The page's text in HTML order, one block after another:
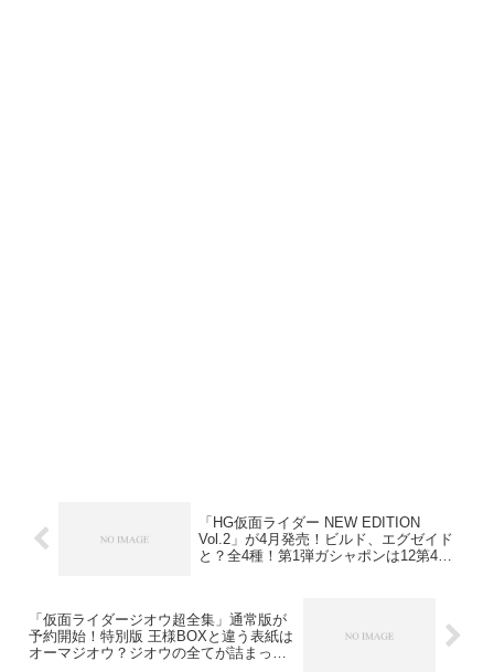
「HG仮面ライダー NEW EDITION
Vol.2」が4月発売！ビルド、エグゼイド
と？全4種！第1弾ガシャポンは12第4週
「仮面ライダージオウ超全集」通常版が
予約開始！特別版 王様BOXと違う表紙は
オーマジオウ？ジオウの全てが詰まった